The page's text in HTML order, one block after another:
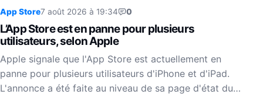
App Store7 août 2026 à 19:34 0
L’App Store est en panne pour plusieurs
utilisateurs, selon Apple
Apple signale que l'App Store est actuellement en
panne pour plusieurs utilisateurs d'iPhone et d'iPad.
L'annonce a été faite au niveau de sa page d'état du…